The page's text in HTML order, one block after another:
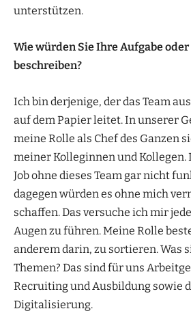
unterstützen.
Wie würden Sie Ihre Aufgabe
beschreiben?
Ich bin derjenige, der das Team
auf dem Papier leitet. In unserer
meine Rolle als Chef des Ganzen
meiner Kolleginnen und Kollegen.
Job ohne dieses Team gar nicht
dagegen würden es ohne mich
schaffen. Das versuche ich mir
Augen zu führen. Meine Rolle
anderem darin, zu sortieren. Was
Themen? Das sind für uns
Recruiting und Ausbildung sowie
Digitalisierung.